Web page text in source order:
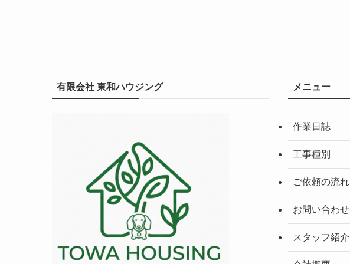
有限会社 東和ハウジング メニュー
作業日誌
工事種別
ご依頼の流れ
お問い合わせ
スタッフ紹介